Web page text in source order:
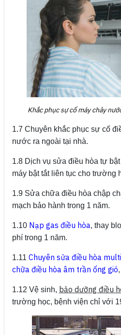
Khắc phục sự cố máy chảy
1.7 Chuyên khắc phục sự cố
nước ra ngoài tại nhà.
1.8 Dịch vụ sửa điều hòa tự
máy bật tắt liên tục cho trường
1.9 Sửa chữa điều hòa chập
mạch bảo hành trong 1 năm.
1.10 Nạp gas điều hòa, thay
phí trong 1 năm.
1.11 Chuyên sửa điều hòa multi
chữa điều hòa âm trần ống gió,
1.12 Vệ sinh, bảo dưỡng điều
trường học, bệnh viện chỉ với